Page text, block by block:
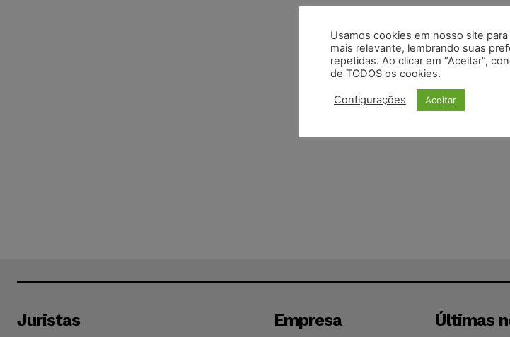
Juristas Empresa Últimas
Usamos cookies em nosso site
mais relevante, lembrando suas
repetidas. Ao clicar em “Aceitar”,
de TODOS os cookies.
Configurações Aceitar